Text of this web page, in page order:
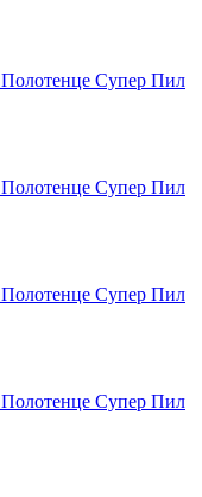
Полотенце Супер Пил
Полотенце Супер Пил
Полотенце Супер Пил
Полотенце Супер Пил